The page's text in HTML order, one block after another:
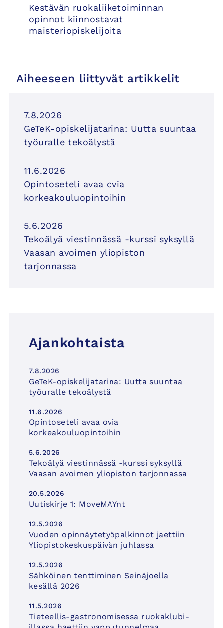
Kestävän ruokaliiketoiminnan
opinnot kiinnostavat
maisteriopiskelijoita
Aiheeseen liittyvät artikkelit
7.8.2026
GeTeK-opiskelijatarina: Uutta suuntaa
työuralle tekoälystä
11.6.2026
Opintoseteli avaa ovia
korkeakouluopintoihin
5.6.2026
Tekoälyä viestinnässä -kurssi syksyllä
Vaasan avoimen yliopiston
tarjonnassa
Ajankohtaista
7.8.2026
GeTeK-opiskelijatarina: Uutta suuntaa
työuralle tekoälystä
11.6.2026
Opintoseteli avaa ovia
korkeakouluopintoihin
5.6.2026
Tekoälyä viestinnässä -kurssi syksyllä
Vaasan avoimen yliopiston tarjonnassa
20.5.2026
Uutiskirje 1: MoveMAYnt
12.5.2026
Vuoden opinnäytetyöpalkinnot jaettiin
Yliopistokeskuspäivän juhlassa
12.5.2026
Sähköinen tenttiminen Seinäjoella
kesällä 2026
11.5.2026
Tieteellis-gastronomisessa ruokaklubi-